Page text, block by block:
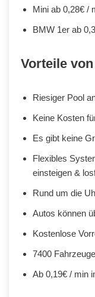
Mini ab 0,28€ /
BMW 1er ab
Vorteile
Riesiger Pool
Keine Kosten
Es gibt keine
Flexibles
einsteigen &
Rund um die
Autos können
Kostenlose
7400
Ab 0,19€ / min